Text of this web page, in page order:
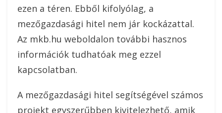
ezen a téren. Ebből kifolyólag, a
mezőgazdasági hitel nem jár kockázattal.
Az mkb.hu weboldalon további hasznos
információk tudhatóak meg ezzel
kapcsolatban.
A mezőgazdasági hitel segítségével számos
projekt egyszerűbben kivitelezhető, amik